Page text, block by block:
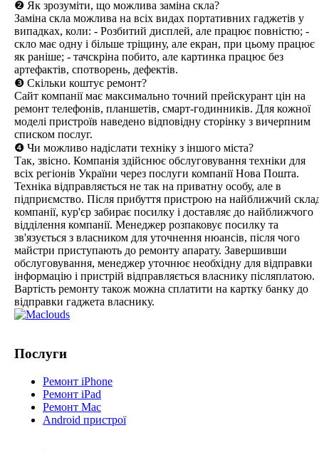
❷ Як зрозуміти, що можлива заміна скла?
Заміна скла можлива на всіх видах портативних гаджетів у
випадках, коли: - Розбитий дисплей, але працює повністю; -
скло має одну і більше тріщину, але екран, при цьому працює
як раніше; - тачскріна побито, але картинка працює без
артефактів, спотворень, дефектів.
❸ Скільки коштує ремонт?
Сайт компанії має максимально точний прейскурант цін на
ремонт телефонів, планшетів, смарт-годинників. Для кожної
моделі пристроїв наведено відповідну сторінку з вичерпним
списком послуг.
❹ Чи можливо надіслати техніку з іншого міста?
Так, звісно. Компанія здійснює обслуговування техніки для
всіх регіонів України через послуги компанії Нова Пошта.
Техніка відправляється не так на приватну особу, але в
підприємство. Після прибуття пристрою на найближчий
компанії, кур'єр забирає посилку і доставляє до найближчого
відділення компанії. Менеджер розпаковує посилку та
зв'язується з власником для уточнення нюансів, після чого
майстри приступають до ремонту апарату. Завершивши
обслуговування, менеджер уточнює необхідну для відправки
інформацію і пристрій відправляється власнику післяплатою.
Вартість ремонту також можна сплатити на картку банку до
відправки гаджета власнику.
Послуги
Ремонт iPhone
Ремонт iPad
Ремонт Mac
Android пристрої